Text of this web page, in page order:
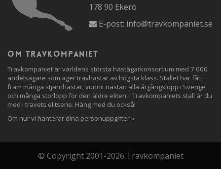
178 90 Ekerö
E-post: info@travkompaniet.se
Om travkompaniet
Travkompaniet är världens största hästägarkonsortium med 7 000
andelsägare som äger travhästar av högsta klass. Stallet har fått
fram många stjärnhästar, vunnit nästan alla årgångslopp i Sverige
och många storlopp för den äldre eliten. I Travkompaniets stall är du
med i travets elitserie. Häng med du också!
Om hur vi hanterar dina personuppgifter »
© Copyright 2001-2026 Travkompaniet